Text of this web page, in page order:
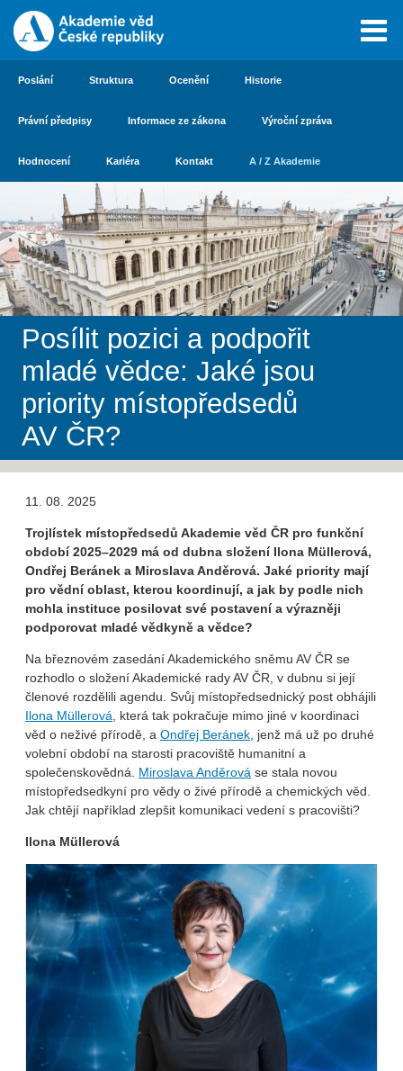
Poslání Struktura Ocenění Historie
Právní předpisy Informace ze zákona Výroční zpráva
Hodnocení Kariéra Kontakt A / Z Akademie
Posílit pozici a podpořit
mladé vědce: Jaké jsou
priority místopředsedů
AV ČR?
11. 08. 2025
Trojlístek místopředsedů Akademie věd ČR pro funkční
období 2025–2029 má od dubna složení Ilona Müllerová,
Ondřej Beránek a Miroslava Anděrová. Jaké priority mají
pro vědní oblast, kterou koordinují, a jak by podle nich
mohla instituce posilovat své postavení a výrazněji
podporovat mladé vědkyně a vědce?
Na březnovém zasedání Akademického sněmu AV ČR se
rozhodlo o složení Akademické rady AV ČR, v dubnu si její
členové rozdělili agendu. Svůj místopředsednický post obhájili
Ilona Müllerová, která tak pokračuje mimo jiné v koordinaci
věd o neživé přírodě, a Ondřej Beránek, jenž má už po druhé
volební období na starosti pracoviště humanitní a
společenskovědná. Miroslava Anděrová se stala novou
místopředsedkyní pro vědy o živé přírodě a chemických věd.
Jak chtějí například zlepšit komunikaci vedení s pracovišti?
Ilona Müllerová